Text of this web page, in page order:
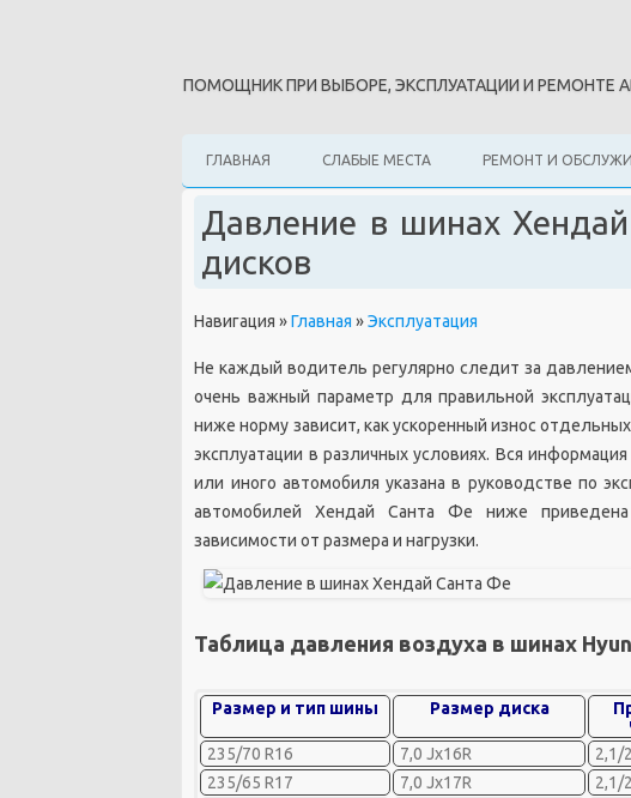
ПОМОЩНИК ПРИ ВЫБОРЕ, ЭКСПЛУАТАЦИИ И РЕМОНТЕ
ГЛАВНАЯ СЛАБЫЕ МЕСТА РЕМОНТ И
Давление в шинах
дисков
Навигация» Главная » Эксплуатация
Не каждый водитель регулярно следит за
очень важный параметр для правильной
ниже норму зависит, как ускоренный износ
эксплуатации в различных условиях. Вся
или иного автомобиля указана в руководстве по
автомобилей Хендай Санта Фе ниже
зависимости от размера и нагрузки.
Таблица давления воздуха в шинах
Размер и тип шины Размер диска
235/70 R16
7,0 Jx16R 2,1/
235/65 R17
7,0 Jx17R 2,1/